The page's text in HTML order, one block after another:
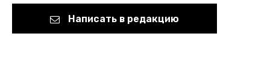
Написать в редакцию